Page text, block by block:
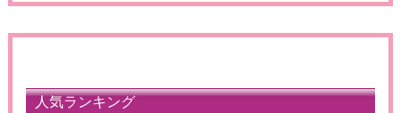
人気ランキング